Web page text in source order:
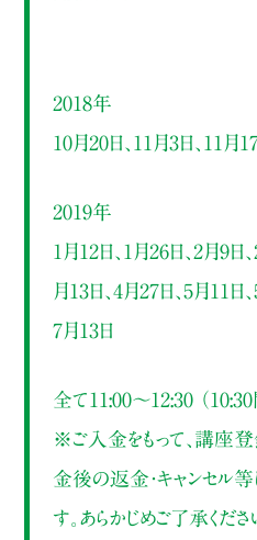
2018年
10月20日、11月3日、11月
2019年
1月12日、1月26日、2月9日
月13日、4月27日、5月11日
7月13日
全て11:00～12:30 （10:30
※ご入金をもって、講座登
金後の返金・キャンセル
す。あらかじめご了承くださ